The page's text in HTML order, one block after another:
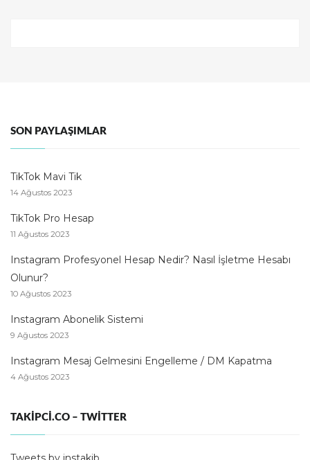
SON PAYLAŞIMLAR
TikTok Mavi Tik
14 Ağustos 2023
TikTok Pro Hesap
11 Ağustos 2023
Instagram Profesyonel Hesap Nedir? Nasıl İşletme Hesabı
Olunur?
10 Ağustos 2023
Instagram Abonelik Sistemi
9 Ağustos 2023
Instagram Mesaj Gelmesini Engelleme / DM Kapatma
4 Ağustos 2023
TAKIPCI.CO – TWITTER